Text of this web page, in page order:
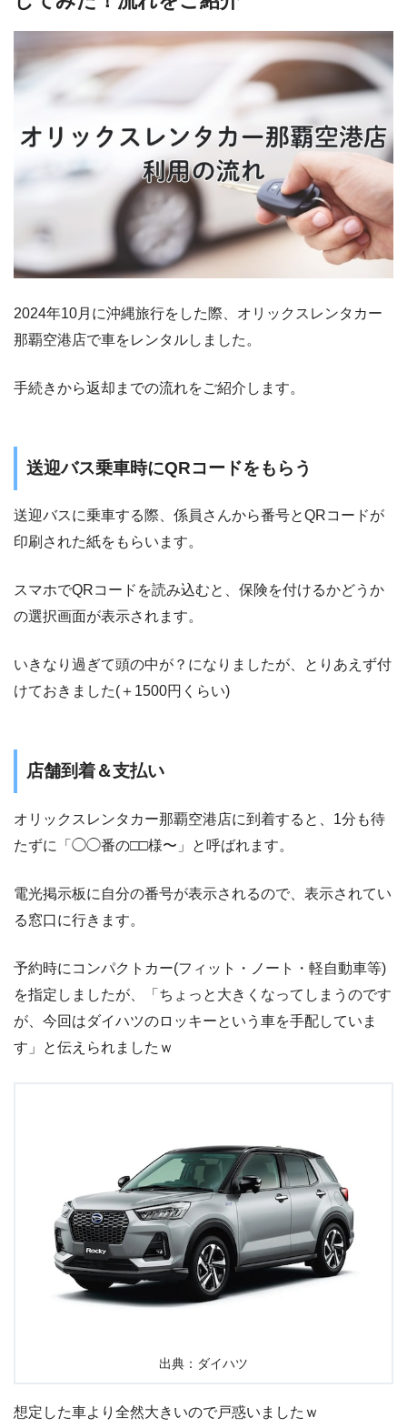
2024年10月に沖縄旅行をした際、オリックスレンタカー
那覇空港店で車をレンタルしました。
手続きから返却までの流れをご紹介します。
送迎バス乗車時にQRコードをもらう
送迎バスに乗車する際、係員さんから番号とQRコードが
印刷された紙をもらいます。
スマホでQRコードを読み込むと、保険を付けるかどうか
の選択画面が表示されます。
いきなり過ぎて頭の中が？になりましたが、とりあえず付
けておきました(＋1500円くらい)
店舗到着＆支払い
オリックスレンタカー那覇空港店に到着すると、1分も待
たずに「◯◯番の□□様〜」と呼ばれます。
電光掲示板に自分の番号が表示されるので、表示されてい
る窓口に行きます。
予約時にコンパクトカー(フィット・ノート・軽自動車等)
を指定しましたが、「ちょっと大きくなってしまうのです
が、今回はダイハツのロッキーという車を手配していま
す」と伝えられましたｗ
出典：ダイハツ
想定した車より全然大きいので戸惑いましたｗ